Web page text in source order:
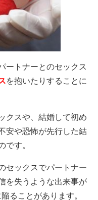
ートナーとのセックス
を抱いたりすることに
クスや、結婚して初め
安や恐怖が先行した結
です。
セックスでパートナー
を失うような出来事が
ることがあります。